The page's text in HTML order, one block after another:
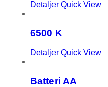
Detaljer Quick View
6500 K
Detaljer Quick View
Batteri AA